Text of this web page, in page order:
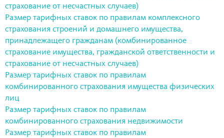
страхование от несчастных случаев)
Размер тарифных ставок по правилам комплексного
страхования строений и домашнего имущества,
принадлежащего гражданам (комбинированное
страхование имущества, гражданской ответственности и
страхование от несчастных случаев)
Размер тарифных ставок по правилам
комбинированного страхования имущества физических
лиц
Размер тарифных ставок по правилам
комбинированного страхования недвижимости
Размер тарифных ставок по правилам